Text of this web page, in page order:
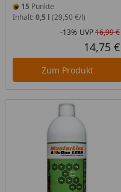
15 Punkte
Inhalt: 0,5 l (29,50 €/l)
-13% UVP16,99 €
14,75 €
Zum Produkt